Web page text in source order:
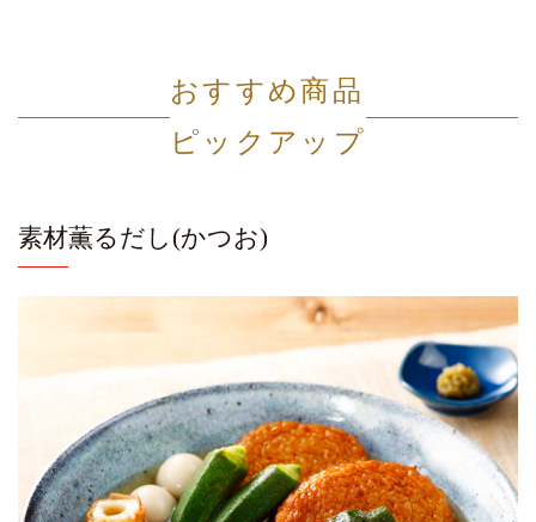
おすすめ商品
ピックアップ
素材薫るだし(かつお)